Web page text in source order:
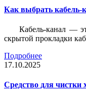
Как выбрать кабель-
Кабель-канал —
скрытой прокладки
Подробнее
17.10.2025
Средство для чистки